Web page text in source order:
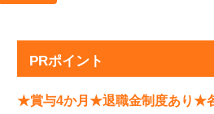
PRポイント
★賞与4か月★退職金制度あり★